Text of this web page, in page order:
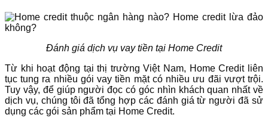
Đánh giá dịch vụ vay tiền tại Home Credit
Từ khi hoạt động tại thị trường Việt Nam, Home Credit liên
tục tung ra nhiều gói vay tiền mặt có nhiều ưu đãi vượt trội.
Tuy vậy, để giúp người đọc có góc nhìn khách quan nhất về
dịch vụ, chúng tôi đã tổng hợp các đánh giá từ người đã sử
dụng các gói sản phẩm tại Home Credit.